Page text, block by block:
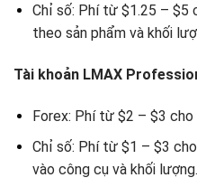
Chỉ số: Phí từ $1.25 – $5
theo sản phẩm và khối
Tài khoản LMAX
Forex: Phí từ $2 – $3 cho
Chỉ số: Phí từ $1 – $3
vào công cụ và khối lượng.